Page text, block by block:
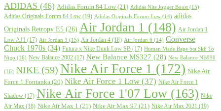
ADIDAS (46) Adidas Forum 84 Low (21) Adidas Nite Jogger Boost (15)
Adidas Originals Forum 84 Low (19) Adidas Originals Forum Low (14) adidas
Originals Retropy E5 (26) Air Jordan 1 (148) Air Jordan 1
Low AJ1 (17) Air Jordan 3 (15) Air Jordan 4 (18) Air Jordan 6 (14) Converse
Chuck 1970s (34) Futura x Nike Dunk Low SB (17) Human Made Bape Sta Sk8 To
Nigo (16) New Balance 2002 (17) New Balance MS327 (28) New Balance NB990
(16) NIKE (59) Nike Air Force 1 (172) Nike Air
Force 1 Fontanka (20) Nike Air Force 1 Low (37) Nike Air Force 1
Shadow (17) Nike Air Force 1'07 Low (163) Nike
Air Max (18) Nike Air Max 1 (21) Nike Air Max 97 (21) Nike Air Max 2021 (19)